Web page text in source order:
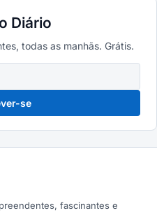
Diário
todas as manhãs. Grátis.
se
fascinantes e